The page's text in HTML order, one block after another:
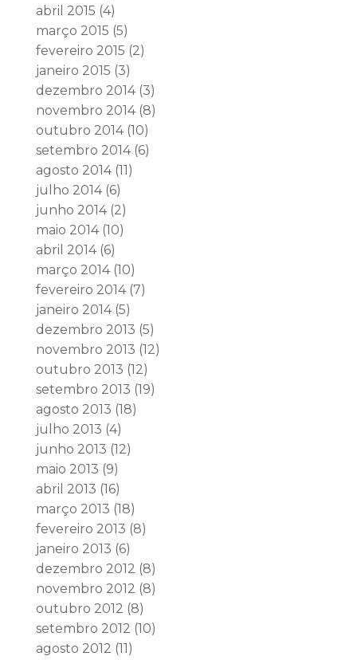
abril 2015 (4)
março 2015 (5)
fevereiro 2015 (2)
janeiro 2015 (3)
dezembro 2014(3)
novembro 2014(8)
outubro 2014(10)
setembro 2014(6)
agosto 2014(11)
julho 2014(6)
junho 2014(2)
maio 2014(10)
abril 2014(6)
março 2014(10)
fevereiro 2014(7)
janeiro 2014(5)
dezembro 2013 (5)
novembro 2013 (12)
outubro 2013 (12)
setembro 2013 (19)
agosto 2013 (18)
julho 2013 (4)
junho 2013 (12)
maio 2013 (9)
abril 2013 (16)
março 2013 (18)
fevereiro 2013 (8)
janeiro 2013 (6)
dezembro 2012 (8)
novembro 2012 (8)
outubro 2012 (8)
setembro 2012 (10)
agosto 2012 (11)